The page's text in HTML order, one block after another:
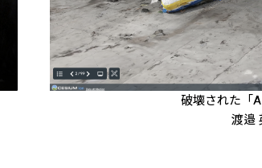
破壊された「
渡邉